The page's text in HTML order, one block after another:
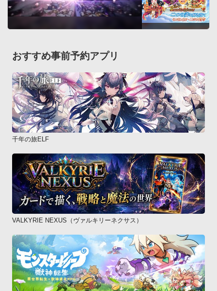
おすすめ事前予約アプリ
千年の旅ELF
VALKYRIE NEXUS（ヴァルキリーネクサス）